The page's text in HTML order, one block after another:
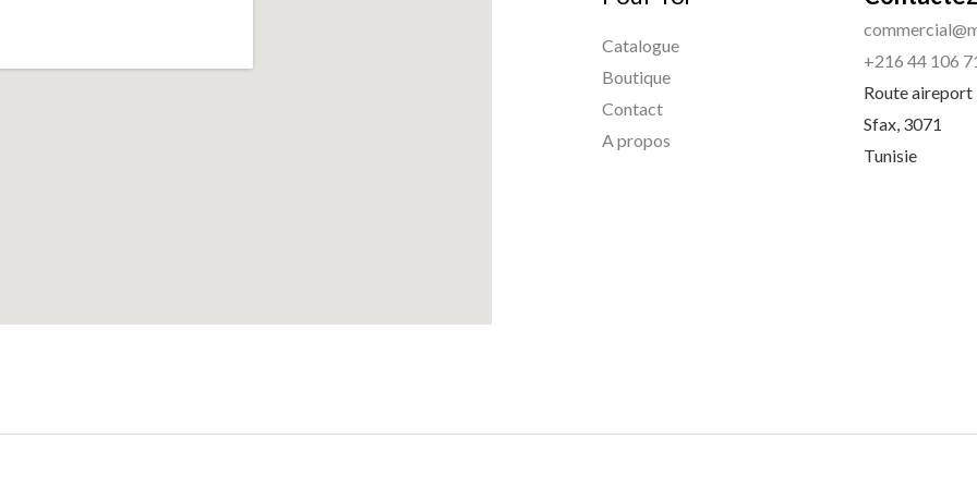
Catalogue
Boutique
Contact
A propos
+216 44 106
Route aireport
Sfax 3071
Tunisie